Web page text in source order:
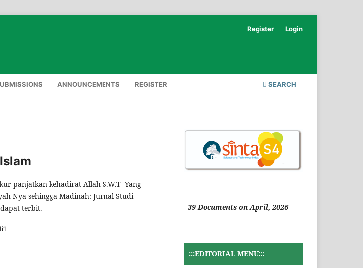
ANNOUNCEMENTS REGISTER SEARCH
Register Login
panjatkan kehadirat Allah S.W.T Yang
Nya sehingga Madinah: Jurnal Studi
terbit.
39 Documents on April, 2026
:::EDITORIAL MENU:::